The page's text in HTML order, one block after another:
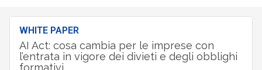
WHITE PAPER
AI Act: cosa cambia per le imprese con
l’entrata in vigore dei divieti e degli obblighi
formativi